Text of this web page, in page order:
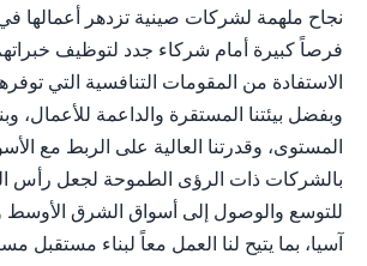
نجاح ملهمة لشركات صينية تزدهر أعمالها في
فرصاً كبيرة أمام شركاء جدد لتوظيف
الاستفادة من المقومات التنافسية التي
وبفضل بيئتنا المستقرة والداعمة للأعمال،
المستوى، وقدرتنا العالية على الربط مع
بالشركات ذات الرؤى الطموحة لجعل رأس
للتوسع والوصول إلى أسواق الشرق الأوسط
آسيا، بما يتيح لنا العمل معاً لبناء مستقبل